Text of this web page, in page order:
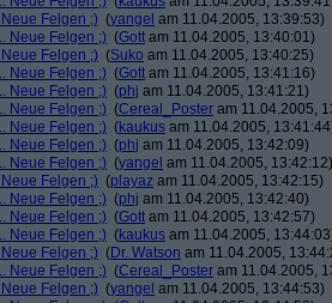
Felgen ;) (yangel am 11.04.2005, 13:39:53)
Neue Felgen ;) (Gott am 11.04.2005, 13:40:01)
Felgen ;) (Suko am 11.04.2005, 13:40:25)
Neue Felgen ;) (Gott am 11.04.2005, 13:41:16)
Neue Felgen ;) (phj am 11.04.2005, 13:41:21)
Neue Felgen ;) (Cereal_Poster am 11.04.2005,
Neue Felgen ;) (kaukus am 11.04.2005,
Neue Felgen ;) (phj am 11.04.2005, 13:42:09)
Neue Felgen ;) (yangel am 11.04.2005, 13:42:12)
Felgen ;) (playaz am 11.04.2005, 13:42:15)
Neue Felgen ;) (phj am 11.04.2005, 13:42:40)
Neue Felgen ;) (Gott am 11.04.2005, 13:42:57)
Neue Felgen ;) (kaukus am 11.04.2005,
Felgen ;) (Dr. Watson am 11.04.2005,
Neue Felgen ;) (Cereal_Poster am 11.04.2005,
Felgen ;) (yangel am 11.04.2005, 13:44:53)